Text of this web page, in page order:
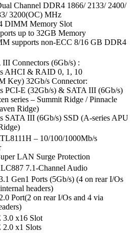
Channel DDR4 1866/ 2133/ 2400/
3200(OC) MHz
DIMM Memory Slot
up to 32GB Memory
supports non-ECC 8/16 GB DDR4
Connectors (6Gb/s) :
AHCI & RAID 0, 1, 10
Key) 32Gb/s Connector:
PCI-E (32Gb/s) & SATA III (6Gb/s)
series – Summit Ridge / Pinnacle
Ridge)
SATA III (6Gb/s) SSD (A-series APU
– 10/100/1000Mb/s
LAN Surge Protection
7.1-Channel Audio
Gen1 Ports (5Gb/s) (4 on rear I/Os
headers)
Port(2 on rear I/Os and 4 via
3.0 x16 Slot
2.0 x1 Slots